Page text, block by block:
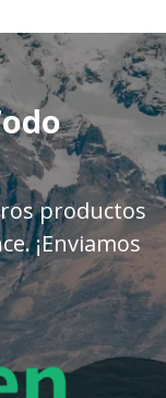
productos
¡Enviamos